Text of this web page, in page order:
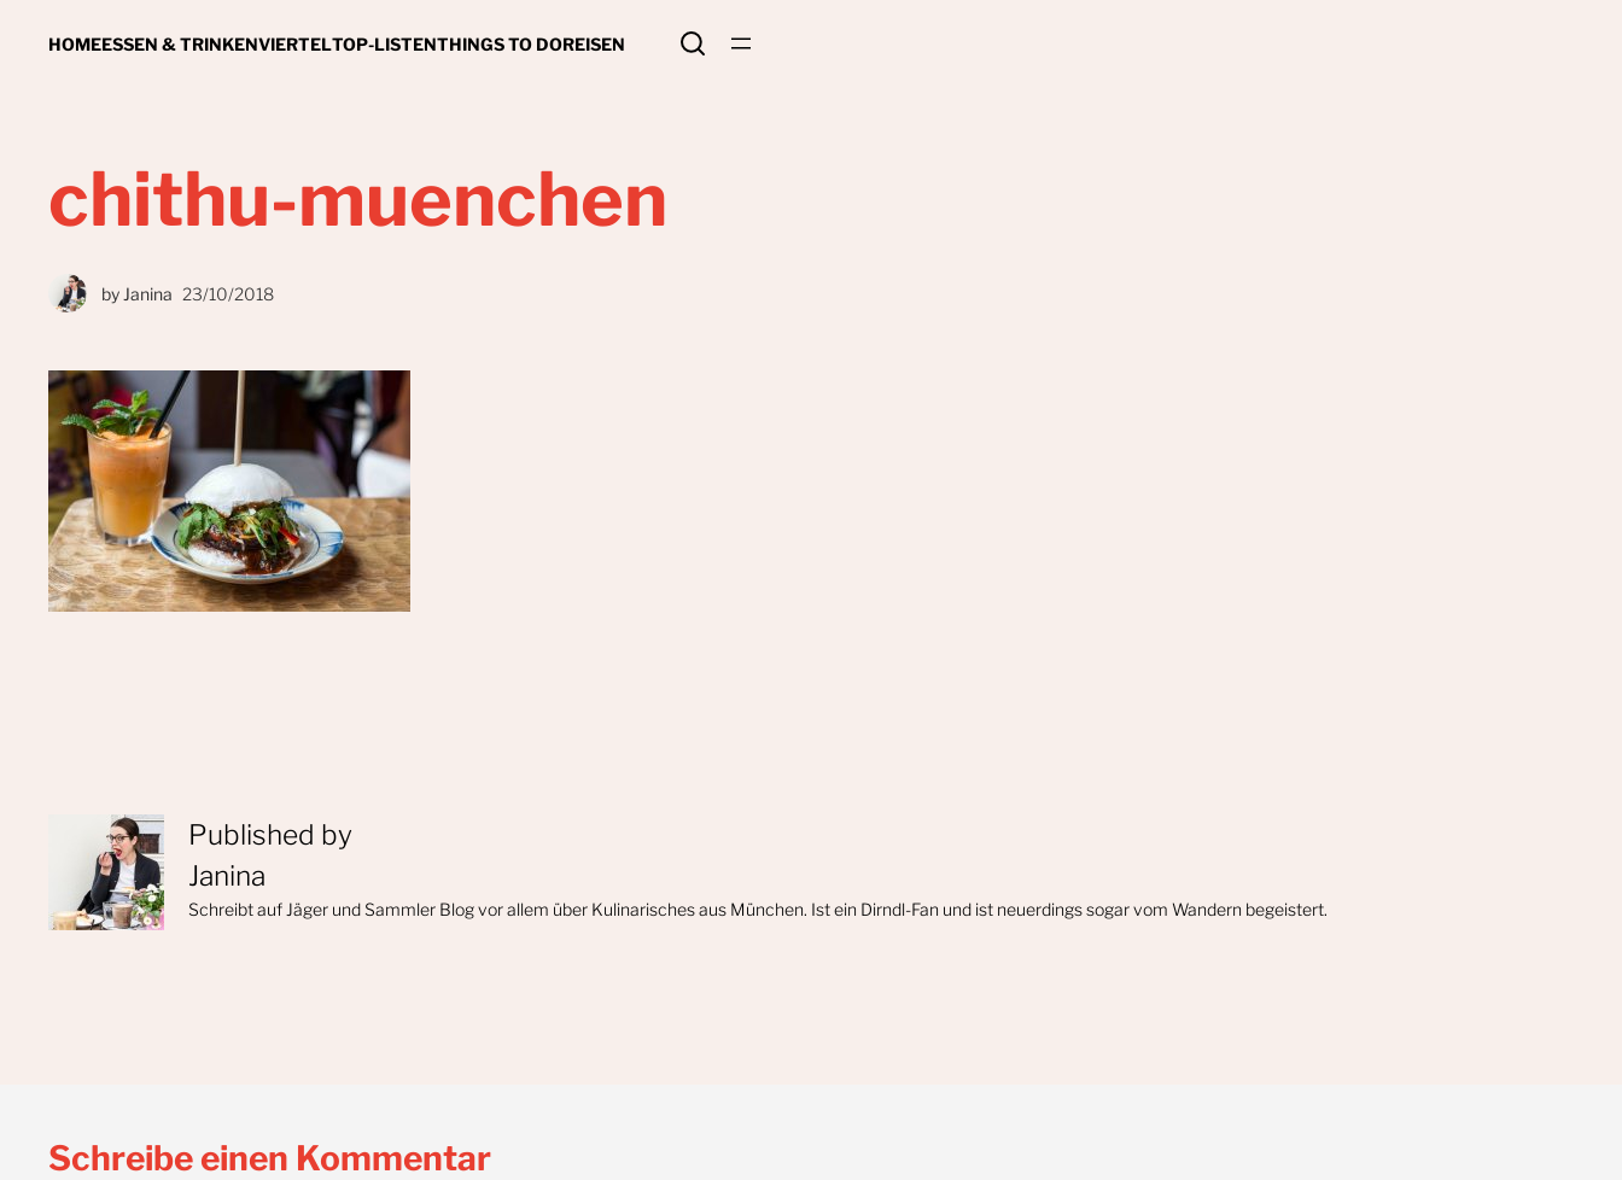
HOMEESSEN & TRINKENVIERTELTOP-LISTENTHINGS TO DOREISEN
chithu-muenchen
by Janina 23/10/2018
Published by
Janina
Schreibt auf Jäger und Sammler Blog vor allem über Kulinarisches aus München. Ist ein Dirndl-Fan und ist neuerdings sogar vom Wandern begeistert.
Schreibe einen Kommentar